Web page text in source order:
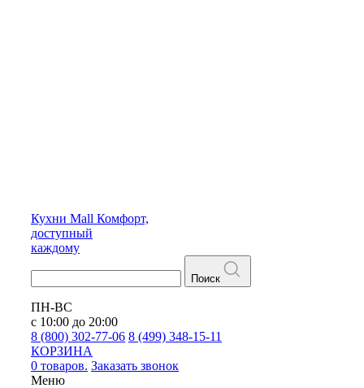
Кухни Mall Комфорт,
доступный
каждому
Поиск
ПН-ВС
с 10:00 до 20:00
8 (800) 302-77-06 8 (499) 348-15-11
КОРЗИНА
0 товаров. Заказать звонок
Меню